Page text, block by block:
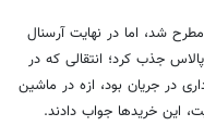
شد، اما در نهایت آرسنال
جذب کرد؛ انتقالی که در
در جریان بود، ازه در ماشین
این خریدها جواب دادند.